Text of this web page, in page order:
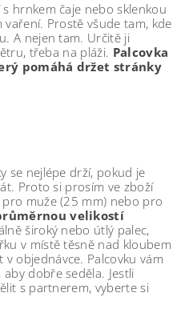
hrnkem čaje nebo sklenkou
vaření. Prostě všude tam, kde
A nejen tam. Určitě ji
třeba na pláži. Palcovka
pomáhá držet stránky
se nejlépe drží, pokud je
Proto si prosím ve zboží
muže (25 mm) nebo pro
velikostí
široký nebo útlý palec,
v místě těsně nad kloubem
objednávce. Palcovku vám
dobře seděla. Jestli
s partnerem, vyberte si